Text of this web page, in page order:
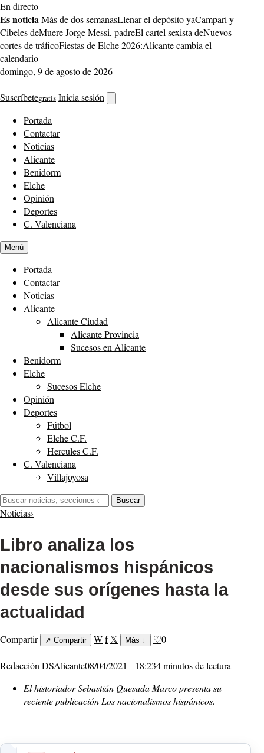
Saltar
al
contenido
En directo
Es noticiaMás de dos semanasLlenar el depósito yaCampari y
Cibeles deMuere Jorge Messi, padreEl cartel sexista deNuevos
cortes de tráficoFiestas de Elche 2026:Alicante cambia el
calendario
domingo, 9 de agosto de 2026
Suscríbetegratis Inicia sesión
buscador
Portada
Contactar
Noticias
Alicante
Benidorm
Elche
Opinión
Deportes
C. Valenciana
Menú
Portada
Contactar
Noticias
Alicante
Alicante Ciudad
Alicante Provincia
Sucesos en Alicante
Benidorm
Elche
Sucesos Elche
Opinión
Deportes
Fútbol
Elche C.F.
Hercules C.F.
C. Valenciana
Villajoyosa
Buscar:
Buscar
Noticias›
Libro analiza los
nacionalismos hispánicos
desde sus orígenes hasta la
actualidad
Compartir ↗ Compartir Wf 𝕏 Más ↓ ♡0
Redacción DSAlicante08/04/2021 - 18:234 minutos de lectura
El historiador Sebastián Quesada Marco presenta su
reciente publicación Los nacionalismos hispánicos.